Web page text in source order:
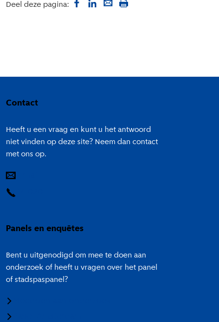
Deel deze pagina:
Contact
Heeft u een vraag en kunt u het antwoord
niet vinden op deze site? Neem dan contact
met ons op.
Panels en enquêtes
Bent u uitgenodigd om mee te doen aan
onderzoek of heeft u vragen over het panel
of stadspaspanel?